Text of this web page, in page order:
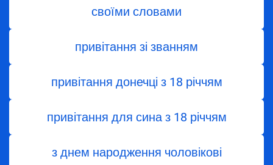
своїми словами
привітання зі званням
привітання донечці з 18 річчям
привітання для сина з 18 річчям
з днем народження чоловікові